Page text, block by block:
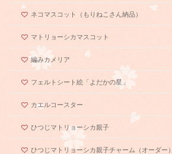
ネコマスコット（もりねこさん納品）
マトリョーシカマスコット
編みカメリア
フェルトシート絵「よだかの星」
カエルコースター
ひつじマトリョーシカ親子
ひつじマトリョーシカ親子チャーム（オーダー）